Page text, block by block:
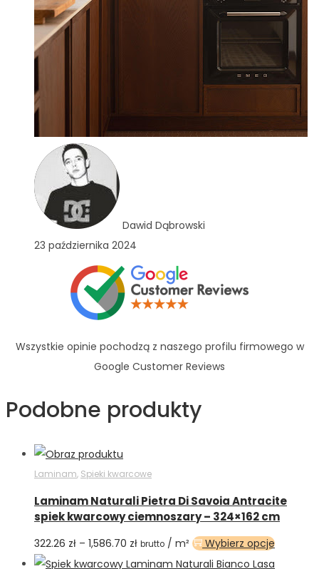
Dawid Dąbrowski
23 października 2024
Wszystkie opinie pochodzą z naszego profilu firmowego w
Google Customer Reviews
Podobne produkty
Laminam, Spieki kwarcowe
Laminam Naturali Pietra Di Savoia Antracite
spiek kwarcowy ciemnoszary – 324×162 cm
322.26 zł – 1,586.70 zł brutto / m² Wybierz opcje